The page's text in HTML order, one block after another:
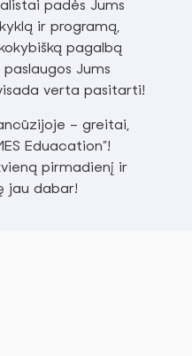
padės Jums
ir programą,
pagalbą
Jums
verta pasitarti!
– greitai,
Eduacation”!
pirmadienį ir
jau dabar!